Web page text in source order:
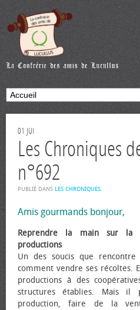
01 JUI
Les Chroniques
n°692
PUBLIÉ DANS LES CHRONIQUES.
Amis gourmands bonjour,
Reprendre la main sur la
productions
Un des soucis que
comment vendre ses récoltes.
productions à des
structures établies. Mais il
production, faire de la